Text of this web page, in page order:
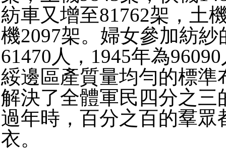
紡車又增至81762架，土
機2097架。婦女參加紡紗
61470人，1945年為
綏邊區產質量均勻的標準
解決了全體軍民四分之三
過年時，百分之百的羣眾
衣。